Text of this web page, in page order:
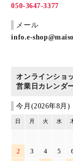
050-3647-3377
メール
info.e-
オンラインショ
営業日カレンダ
今月(2026年8月)
日 月 火 水
2
3 4 5